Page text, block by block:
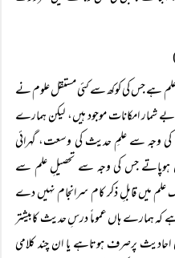
علم ہے جس کی کوکھ سے کئی مستقل علوم نے
شمار امکانات موجود ہیں، لیکن ہمارے
وجہ سے علمِ حدیث کی وسعت، گہرائی
ہوپاتے جس کی وجہ سے تحصیلِ علم سے
میں قابلِ ذکر کام سرانجام نہیں دے
کہ ہمارے ہاں عموماً درسِ حدیث کابیشتر
احادیث پرصرف ہوتاہے یا ان چند کلامی